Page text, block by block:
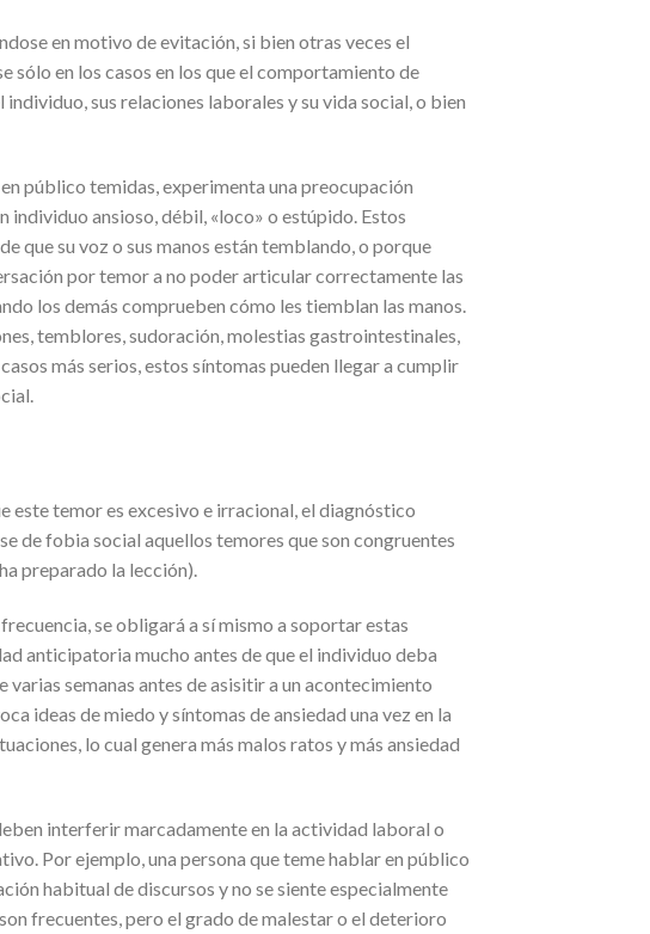
en motivo de evitación, si bien otras veces el
en los casos en los que el comportamiento de
sus relaciones laborales y su vida social, o bien
público temidas, experimenta una preocupación
individuo ansioso, débil, «loco» o estúpido. Estos
que su voz o sus manos están temblando, o porque
por temor a no poder articular correctamente las
los demás comprueben cómo les tiemblan las manos.
temblores, sudoración, molestias gastrointestinales,
más serios, estos síntomas pueden llegar a cumplir
este temor es excesivo e irracional, el diagnóstico
de fobia social aquellos temores que son congruentes
preparado la lección).
se obligará a sí mismo a soportar estas
anticipatoria mucho antes de que el individuo deba
semanas antes de asisitir a un acontecimiento
ideas de miedo y síntomas de ansiedad una vez en la
lo cual genera más malos ratos y más ansiedad
interferir marcadamente en la actividad laboral o
Por ejemplo, una persona que teme hablar en público
habitual de discursos y no se siente especialmente
frecuentes, pero el grado de malestar o el deterioro